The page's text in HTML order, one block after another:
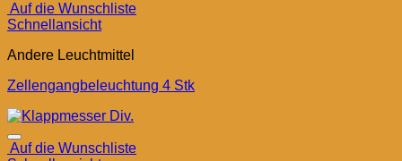
Auf die Wunschliste
Schnellansicht
Andere Leuchtmittel
Zellengangbeleuchtung 4 Stk
Auf die Wunschliste